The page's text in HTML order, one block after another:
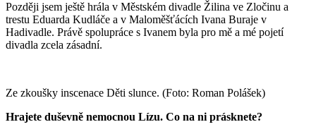
Později jsem ještě hrála v Městském divadle Žilina ve Zločinu a
trestu Eduarda Kudláče a v Maloměšťácích Ivana Buraje v
Hadivadle. Právě spolupráce s Ivanem byla pro mě a mé pojetí
divadla zcela zásadní.
Ze zkoušky inscenace Děti slunce. (Foto: Roman Polášek)
Hrajete duševně nemocnou Lízu. Co na ni prásknete?